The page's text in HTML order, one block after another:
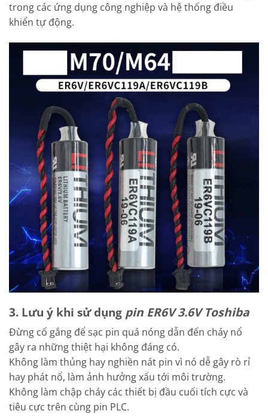
trong các ứng dụng công nghiệp và hệ thống điều
khiển tự động.
3. Lưu ý khi sử dụng pin ER6V 3.6V Toshiba
Đừng cố gắng để sạc pin quá nóng dẫn đến cháy nổ
gây ra những thiệt hại không đáng có.
Không làm thủng hay nghiền nát pin vì nó dễ gây rò rỉ
hay phát nổ, làm ảnh hưởng xấu tới môi trường.
Không làm chập cháy các thiết bị đầu cuối tích cực và
tiêu cực trên cùng pin PLC.